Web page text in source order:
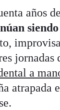
años
jornadas
a
atrapada